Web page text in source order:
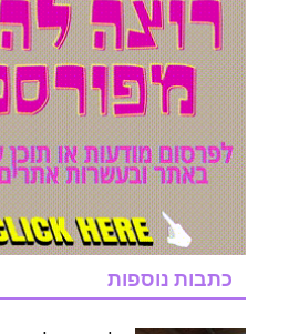
כתבות נוספות